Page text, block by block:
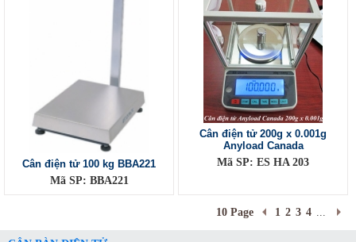
Cân điện tử 100 kg BBA221
Mã SP: BBA221
Cân điện tử 200g x 0.001g
Anyload Canada
Mã SP: ES HA 203
10 Page 1 2 3 4 ...